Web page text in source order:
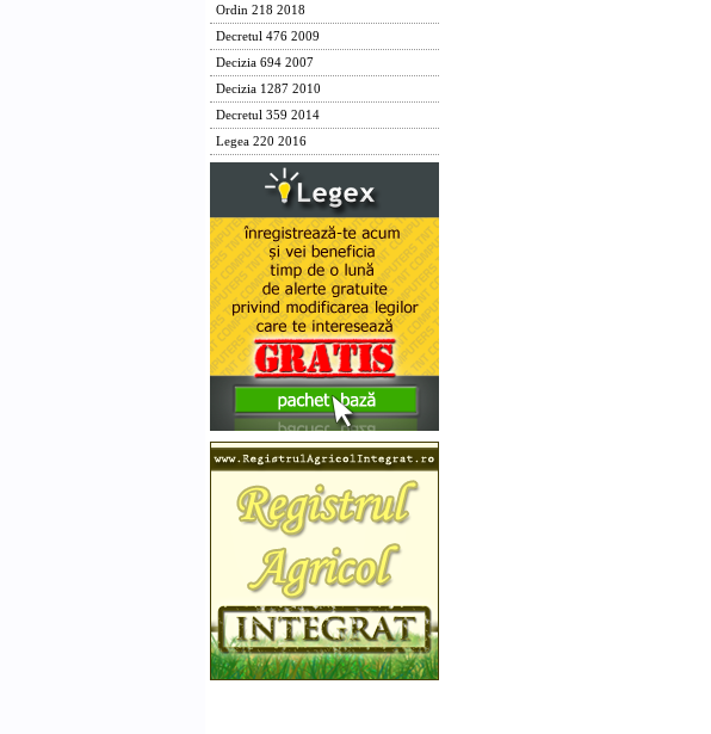
Ordin 218 2018
Decretul 476 2009
Decizia 694 2007
Decizia 1287 2010
Decretul 359 2014
Legea 220 2016